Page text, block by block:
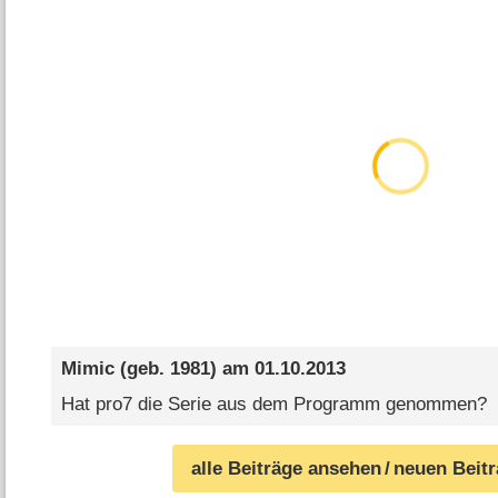
Mimic(geb. 1981) am 01.10.2013
Hat pro7 die Serie aus dem Programm genommen?
alle Beiträge ansehen/ neuen